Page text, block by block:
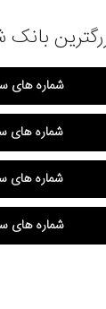
شماره های
شماره های
شماره های
شماره های